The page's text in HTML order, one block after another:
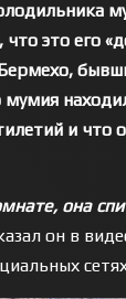
это его
и что
она
он в